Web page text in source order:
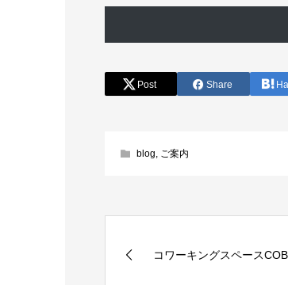
Post Share
blog, ご案内
コワーキングスペース